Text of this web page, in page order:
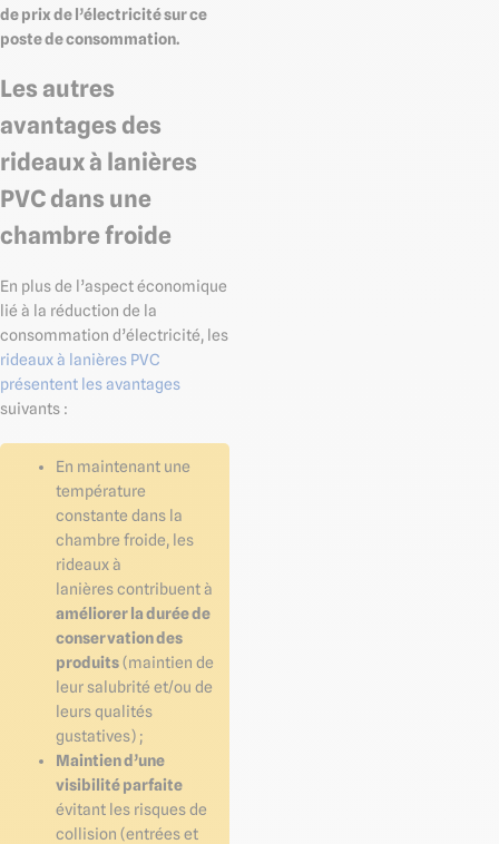
de prix de l’électricité sur ce
poste de consommation.
Les autres
avantages des
rideaux à lanières
PVC dans une
chambre froide
En plus de l’aspect économique
lié à la réduction de la
consommation d’électricité, les
rideaux à lanières PVC
présentent les avantages
suivants :
En maintenant une
température
constante dans la
chambre froide, les
rideaux à
lanièrescontribuent à
améliorer la durée de
conservation des
produits(maintien de
leur salubrité et/ou de
leurs qualités
gustatives) ;
Maintien d’une
visibilité parfaite
évitant les risques de
collision (entrées et